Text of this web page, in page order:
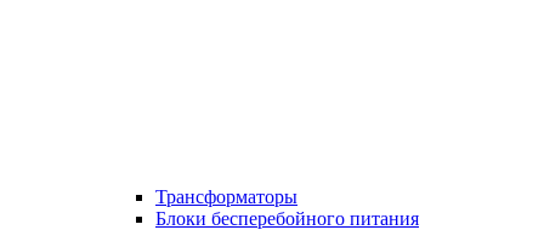
Трансформаторы
Блоки бесперебойного питания